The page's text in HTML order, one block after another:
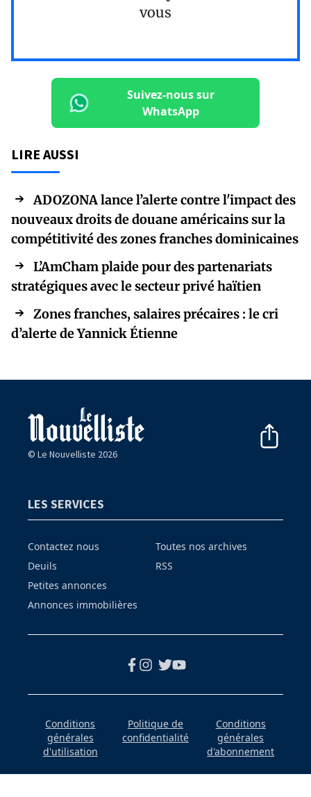
vous
Suivez-nous sur
WhatsApp
LIRE AUSSI
ADOZONA lance l’alerte contre l'impact des
nouveaux droits de douane américains sur la
compétitivité des zones franches dominicaines
L’AmCham plaide pour des partenariats
stratégiques avec le secteur privé haïtien
Zones franches, salaires précaires : le cri
d’alerte de Yannick Étienne
© Le Nouvelliste 2026
LES SERVICES
Contactez nous
Deuils
Petites annonces
Annonces immobilières
Toutes nos archives
RSS
Conditions
générales
d'utilisation
Politique de
confidentialité
Conditions
générales
d'abonnement